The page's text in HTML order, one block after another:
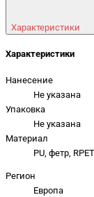
Характеристики
Характеристики
Нанесение
Не указана
Упаковка
Не указана
Материал
PU, фетр, RPET
Регион
Европа